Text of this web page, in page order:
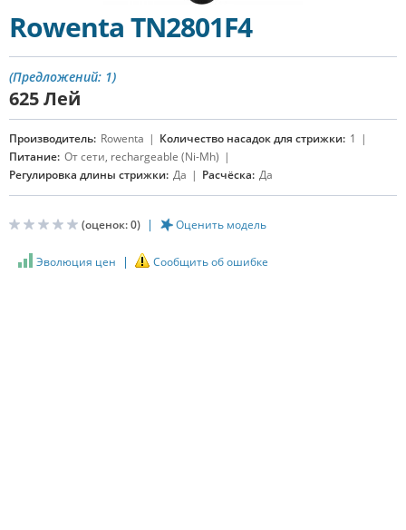
Rowenta TN2801F4
(Предложений: 1)
625Лей
Производитель: Rowenta Количество насадок для стрижки: 1
Питание: От сети, rechargeable (Ni-Mh)
Регулировка длины стрижки: Да Расчёска: Да
(оценок:0) Оценить модель
Эволюция цен Сообщить об ошибке